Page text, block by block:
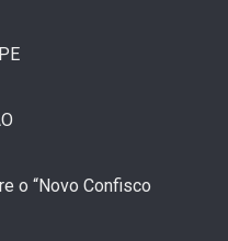
o “Novo Confisco